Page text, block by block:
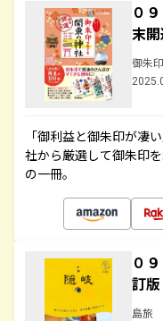
０
末
御朱印
「御利益と御朱印が凄
社から厳選して御朱印
の一冊。
０
訂版
島旅